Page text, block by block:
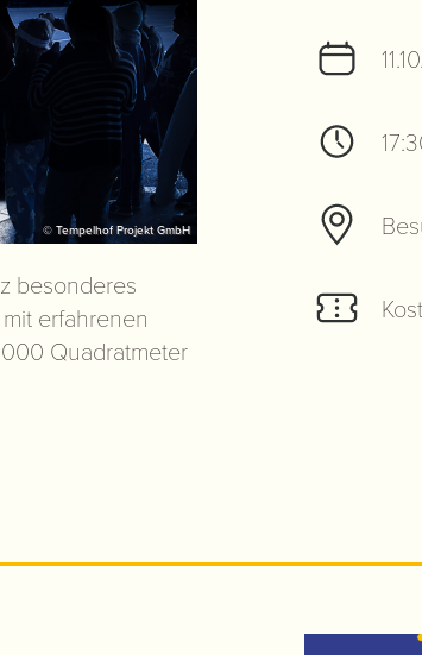
© Tempelhof Projekt GmbH
besonderes
erfahrenen
Quadratmeter